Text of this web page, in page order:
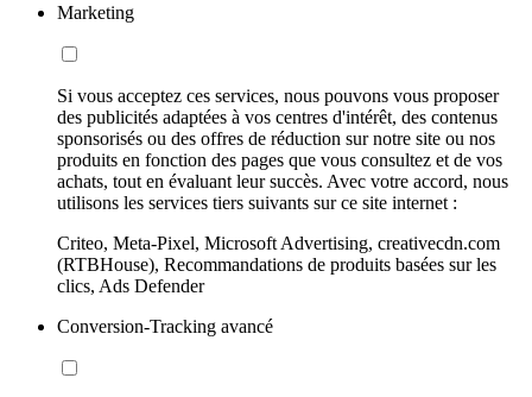
Marketing
Si vous acceptez ces services, nous pouvons vous proposer
des publicités adaptées à vos centres d'intérêt, des contenus
sponsorisés ou des offres de réduction sur notre site ou nos
produits en fonction des pages que vous consultez et de vos
achats, tout en évaluant leur succès. Avec votre accord, nous
utilisons les services tiers suivants sur ce site internet :
Criteo, Meta-Pixel, Microsoft Advertising, creativecdn.com
(RTBHouse), Recommandations de produits basées sur les
clics, Ads Defender
Conversion-Tracking avancé